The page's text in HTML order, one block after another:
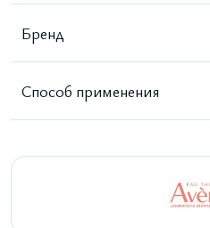
Бренд
Способ применения